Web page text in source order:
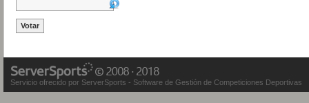
Servicio ofrecido por ServerSports - Software de Gestión de Competiciones Deportivas